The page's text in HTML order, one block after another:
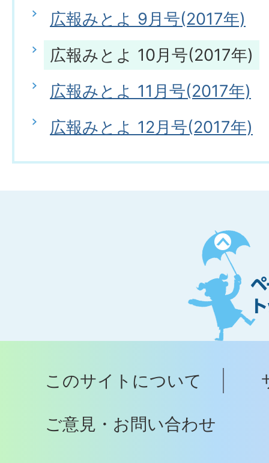
広報みとよ 9月号(2017年)
広報みとよ 10月号(2017年)
広報みとよ 11月号(2017年)
広報みとよ 12月号(2017年)
ペ
ー
ジ
ト
ッ
へ
このサイトについて
ご意見・お問い合わせ